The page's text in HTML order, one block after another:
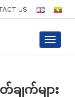
US
Toggle
ျက်များ